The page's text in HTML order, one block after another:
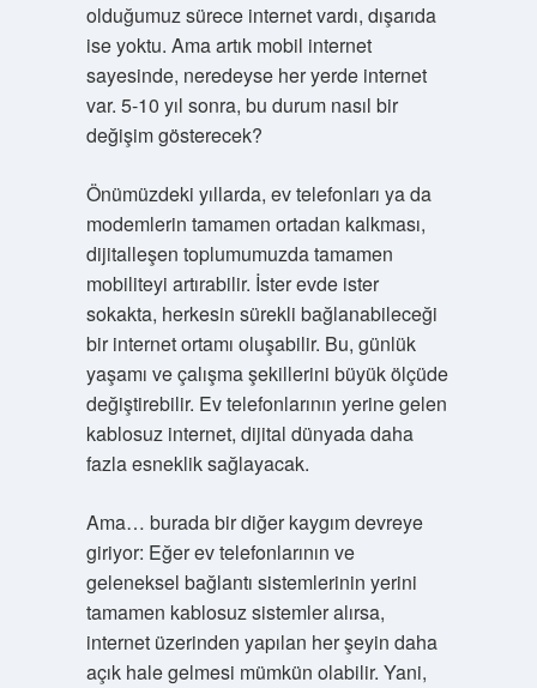
olduğumuz sürece internet vardı, dışarıda
ise yoktu. Ama artık mobil internet
sayesinde, neredeyse her yerde internet
var. 5-10 yıl sonra, bu durum nasıl bir
değişim gösterecek?
Önümüzdeki yıllarda, ev telefonları ya da
modemlerin tamamen ortadan kalkması,
dijitalleşen toplumumuzda tamamen
mobiliteyi artırabilir. İster evde ister
sokakta, herkesin sürekli bağlanabileceği
bir internet ortamı oluşabilir. Bu, günlük
yaşamı ve çalışma şekillerini büyük ölçüde
değiştirebilir. Ev telefonlarının yerine gelen
kablosuz internet, dijital dünyada daha
fazla esneklik sağlayacak.
Ama… burada bir diğer kaygım devreye
giriyor: Eğer ev telefonlarının ve
geleneksel bağlantı sistemlerinin yerini
tamamen kablosuz sistemler alırsa,
internet üzerinden yapılan her şeyin daha
açık hale gelmesi mümkün olabilir. Yani,